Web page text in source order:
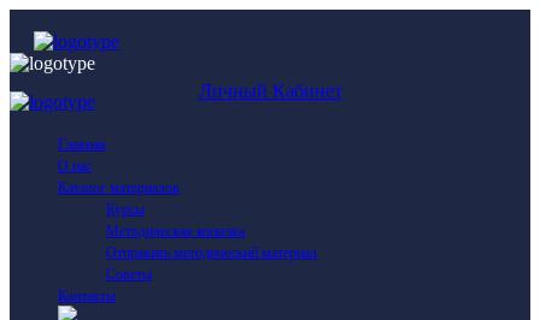
Личный Кабинет
Главная
О нас
Каталог материалов
Курсы
Методическая копилка
Отправить методический материал
Советы
Контакты